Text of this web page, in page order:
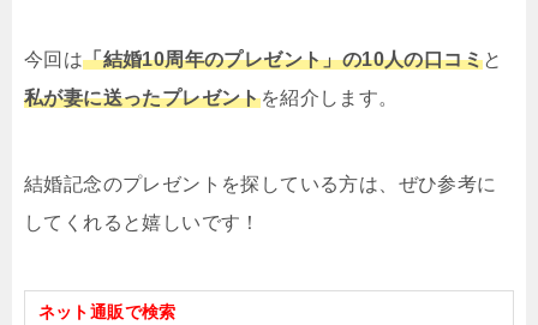
今回は「結婚10周年のプレゼント」の10人の口コミと
私が妻に送ったプレゼントを紹介します。
結婚記念のプレゼントを探している方は、ぜひ参考に
してくれると嬉しいです！
ネット通販で検索